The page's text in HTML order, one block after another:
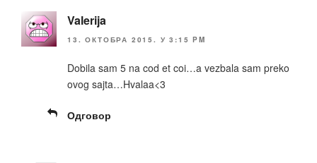
Valerija
13. ОКТОБРА 2015. У 3:15 PM
Dobila sam 5 na cod et coi…a vezbala sam preko
ovog sajta…Hvalaa<3
Одговор